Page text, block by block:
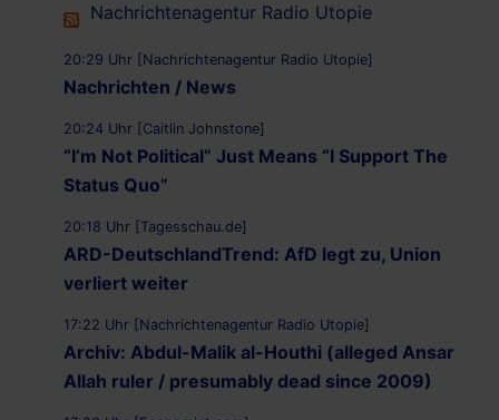
Nachrichtenagentur Radio Utopie
20:29 Uhr [Nachrichtenagentur Radio Utopie]
Nachrichten / News
20:24 Uhr [Caitlin Johnstone]
“I’m Not Political” Just Means “I Support The
Status Quo”
20:18 Uhr [Tagesschau.de]
ARD-DeutschlandTrend: AfD legt zu, Union
verliert weiter
17:22 Uhr [Nachrichtenagentur Radio Utopie]
Archiv: Abdul-Malik al-Houthi (alleged Ansar
Allah ruler / presumably dead since 2009)